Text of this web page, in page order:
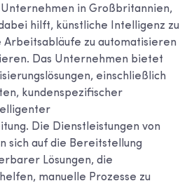
in Großbritannien,
hilft, künstliche Intelligenz zu
Arbeitsabläufe zu automatisieren
Das Unternehmen bietet
einschließlich
kundenspezifischer
Die Dienstleistungen von
sich auf die Bereitstellung
Lösungen, die
manuelle Prozesse zu